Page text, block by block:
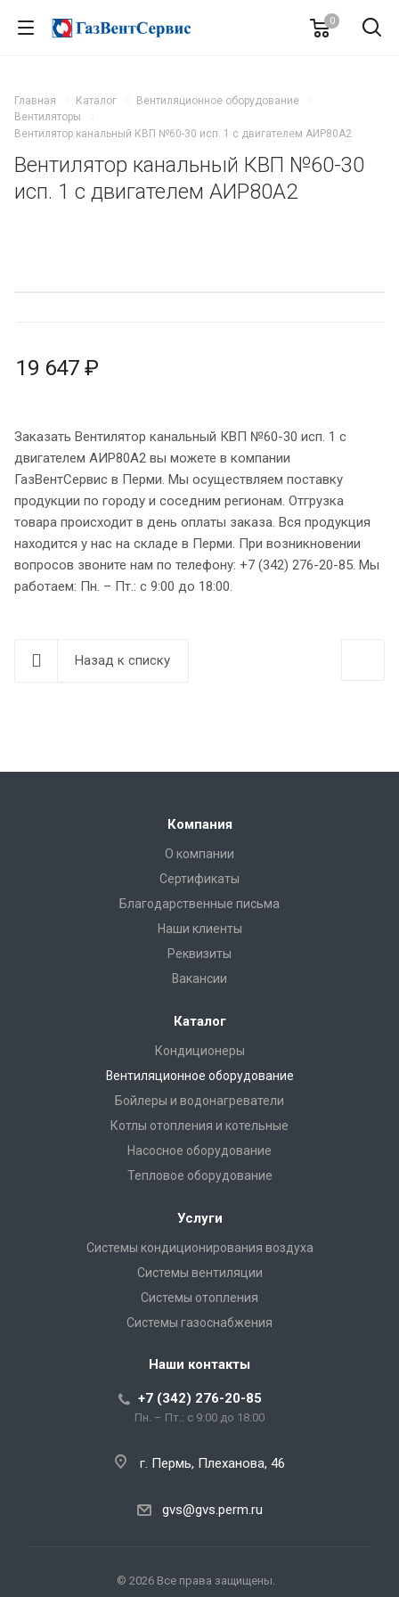
0
Главная Каталог
Вентиляционное оборудование
Вентиляторы
Вентилятор канальный КВП №60-30 исп. 1 с двигателем АИР80А2
Вентилятор канальный КВП №60-30
исп. 1 с двигателем АИР80А2
19 647 ₽
Заказать Вентилятор канальный КВП №60-30 исп. 1 с
двигателем АИР80А2 вы можете в компании
ГазВентСервис в Перми. Мы осуществляем поставку
продукции по городу и соседним регионам. Отгрузка
товара происходит в день оплаты заказа. Вся продукция
находится у нас на складе в Перми. При возникновении
вопросов звоните нам по телефону: +7 (342) 276-20-85. Мы
работаем: Пн. – Пт.: с 9:00 до 18:00.
Назад к списку
Компания
О компании
Сертификаты
Благодарственные письма
Наши клиенты
Реквизиты
Вакансии
Каталог
Кондиционеры
Вентиляционное оборудование
Бойлеры и водонагреватели
Котлы отопления и котельные
Насосное оборудование
Тепловое оборудование
Услуги
Системы кондиционирования воздуха
Системы вентиляции
Системы отопления
Системы газоснабжения
Наши контакты
+7 (342) 276-20-85
Пн. – Пт.: с 9:00 до 18:00
г. Пермь, Плеханова, 46
gvs@gvs.perm.ru
© 2026 Все права защищены.